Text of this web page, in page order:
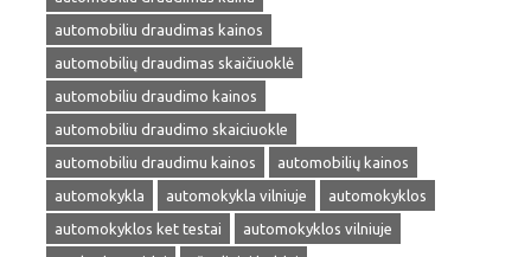
automobiliu draudimas kainos
automobilių draudimas skaičiuoklė
automobiliu draudimo kainos
automobiliu draudimo skaiciuokle
automobiliu draudimu kainos
automobilių kainos
automokykla
automokykla vilniuje
automokyklos
automokyklos ket testai
automokyklos vilniuje